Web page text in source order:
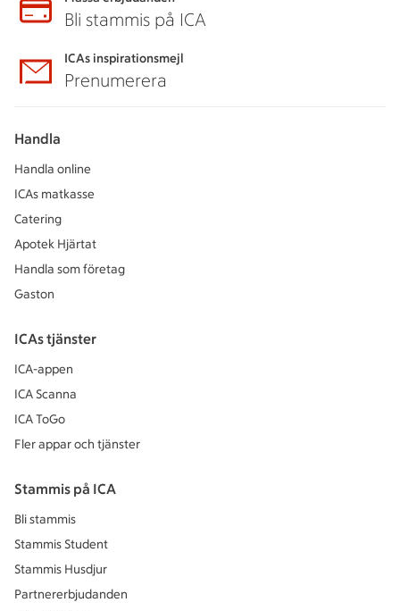
Bli stammis på ICA
ICAs inspirationsmejl
Prenumerera
Handla
Handla online
ICAs matkasse
Catering
Apotek Hjärtat
Handla som företag
Gaston
ICAs tjänster
ICA-appen
ICA Scanna
ICA ToGo
Fler appar och tjänster
Stammis på ICA
Bli stammis
Stammis Student
Stammis Husdjur
Partnererbjudanden